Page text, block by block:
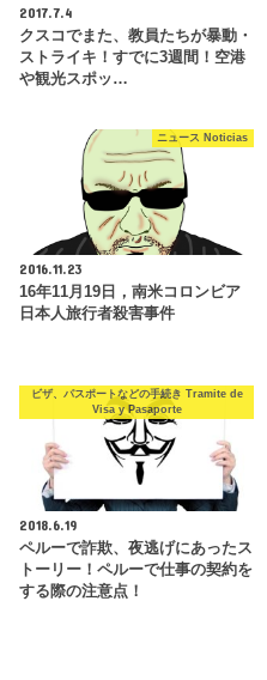
2017.7.4
クスコでまた、教員たちが暴動・
ストライキ！すでに3週間！空港
や観光スポッ…
ニュース Noticias
2016.11.23
16年11月19日，南米コロンビア
日本人旅行者殺害事件
ビザ、パスポートなどの手続き Tramite de
Visa y Pasaporte
2018.6.19
ペルーで詐欺、夜逃げにあったス
トーリー！ペルーで仕事の契約を
する際の注意点！